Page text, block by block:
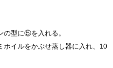
型に⑤を入れる。
イルをかぶせ蒸し器に入れ、10